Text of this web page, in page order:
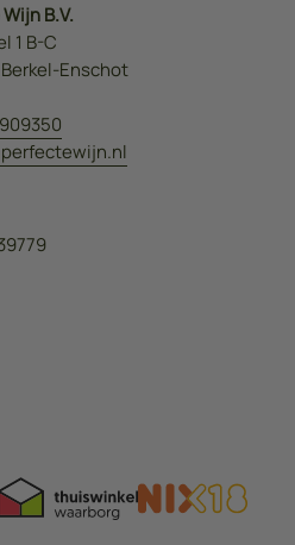
B.V.
1 B-C
Berkel-Enschot